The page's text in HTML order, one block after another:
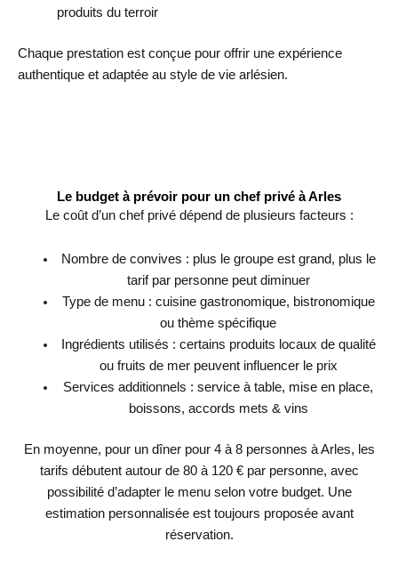
produits du terroir
Chaque prestation est conçue pour offrir une expérience
authentique et adaptée au style de vie arlésien.
Le budget à prévoir pour un chef privé à Arles
Le coût d’un chef privé dépend de plusieurs facteurs :
Nombre de convives : plus le groupe est grand, plus le
tarif par personne peut diminuer
Type de menu : cuisine gastronomique, bistronomique
ou thème spécifique
Ingrédients utilisés : certains produits locaux de qualité
ou fruits de mer peuvent influencer le prix
Services additionnels : service à table, mise en place,
boissons, accords mets & vins
En moyenne, pour un dîner pour 4 à 8 personnes à Arles, les
tarifs débutent autour de 80 à 120 € par personne, avec
possibilité d’adapter le menu selon votre budget. Une
estimation personnalisée est toujours proposée avant
réservation.